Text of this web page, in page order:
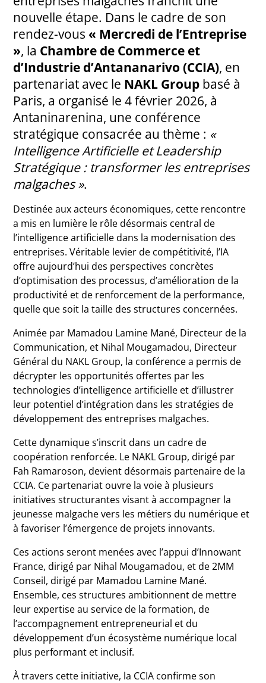
nouvelle étape. Dans le cadre de son
rendez-vous « Mercredi de l’Entreprise
», la Chambre de Commerce et
d’Industrie d’Antananarivo (CCIA), en
partenariat avec le NAKL Group basé à
Paris, a organisé le 4 février 2026, à
Antaninarenina, une conférence
stratégique consacrée au thème : «
Intelligence Artificielle et Leadership
Stratégique : transformer les entreprises
malgaches ».
Destinée aux acteurs économiques, cette rencontre
a mis en lumière le rôle désormais central de
l’intelligence artificielle dans la modernisation des
entreprises. Véritable levier de compétitivité, l’IA
offre aujourd’hui des perspectives concrètes
d’optimisation des processus, d’amélioration de la
productivité et de renforcement de la performance,
quelle que soit la taille des structures concernées.
Animée par Mamadou Lamine Mané, Directeur de la
Communication, et Nihal Mougamadou, Directeur
Général du NAKL Group, la conférence a permis de
décrypter les opportunités offertes par les
technologies d’intelligence artificielle et d’illustrer
leur potentiel d’intégration dans les stratégies de
développement des entreprises malgaches.
Cette dynamique s’inscrit dans un cadre de
coopération renforcée. Le NAKL Group, dirigé par
Fah Ramaroson, devient désormais partenaire de la
CCIA. Ce partenariat ouvre la voie à plusieurs
initiatives structurantes visant à accompagner la
jeunesse malgache vers les métiers du numérique et
à favoriser l’émergence de projets innovants.
Ces actions seront menées avec l’appui d’Innowant
France, dirigé par Nihal Mougamadou, et de 2MM
Conseil, dirigé par Mamadou Lamine Mané.
Ensemble, ces structures ambitionnent de mettre
leur expertise au service de la formation, de
l’accompagnement entrepreneurial et du
développement d’un écosystème numérique local
plus performant et inclusif.
À travers cette initiative, la CCIA confirme son